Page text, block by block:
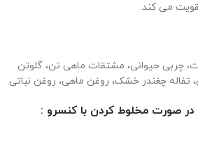
می کند.
چربی حیوانی، مشتقات ماهی تن، گلوتن
تفاله چغندر خشک، روغن ماهی، روغن نباتی.
در صورت مخلوط کردن با کنسرو :